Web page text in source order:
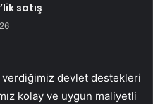
satış
verdiğimiz devlet destekleri
kolay ve uygun maliyetli